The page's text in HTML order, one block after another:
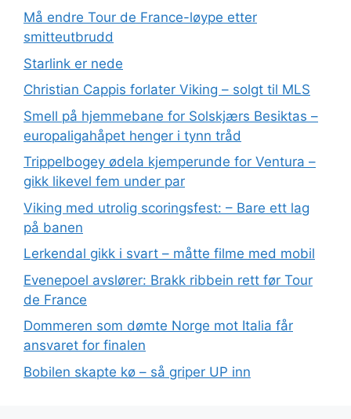
Må endre Tour de France-løype etter
smitteutbrudd
Starlink er nede
Christian Cappis forlater Viking – solgt til MLS
Smell på hjemmebane for Solskjærs Besiktas –
europaligahåpet henger i tynn tråd
Trippelbogey ødela kjemperunde for Ventura –
gikk likevel fem under par
Viking med utrolig scoringsfest: – Bare ett lag
på banen
Lerkendal gikk i svart – måtte filme med mobil
Evenepoel avslører: Brakk ribbein rett før Tour
de France
Dommeren som dømte Norge mot Italia får
ansvaret for finalen
Bobilen skapte kø – så griper UP inn